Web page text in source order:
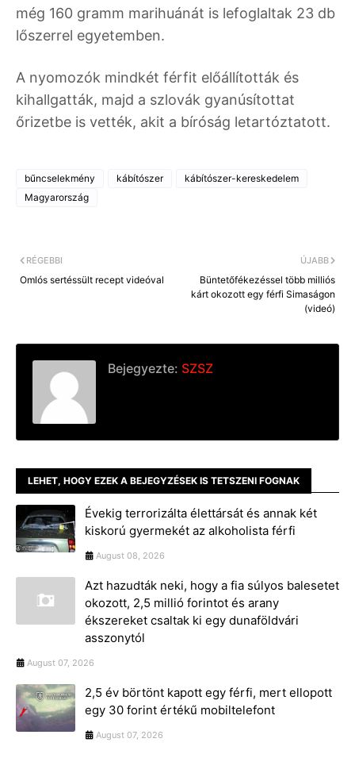
még 160 gramm marihuánát is lefoglaltak 23 db
lőszerrel egyetemben.
A nyomozók mindkét férfit előállították és
kihallgatták, majd a szlovák gyanúsítottat
őrizetbe is vették, akit a bíróság letartóztatott.
bűncselekmény kábítószer
kábítószer-kereskedelem
Magyarország
ÚJABB
Büntetőfékezéssel több milliós
kárt okozott egy férfi Simaságon
(videó)
RÉGEBBI
Omlós sertéssült recept videóval
Bejegyezte: SZSZ
LEHET, HOGY EZEK A BEJEGYZÉSEK IS TETSZENI FOGNAK
Évekig terrorizálta élettársát és annak két
kiskorú gyermekét az alkoholista férfi
August 08, 2026
Azt hazudták neki, hogy a fia súlyos balesetet
okozott, 2,5 millió forintot és arany
ékszereket csaltak ki egy dunaföldvári
asszonytól
August 07, 2026
2,5 év börtönt kapott egy férfi, mert ellopott
egy 30 forint értékű mobiltelefont
August 07, 2026